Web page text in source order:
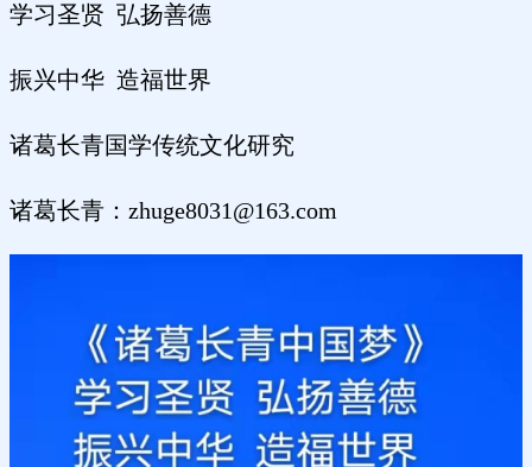
学习圣贤 弘扬善德
振兴中华 造福世界
诸葛长青国学传统文化研究
诸葛长青：zhuge8031@163.com